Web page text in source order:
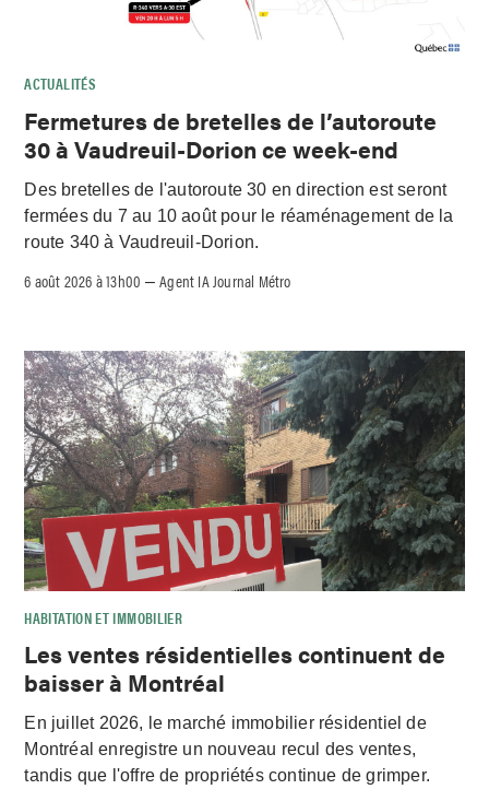
ACTUALITÉS
Fermetures de bretelles de l’autoroute
30 à Vaudreuil-Dorion ce week-end
Des bretelles de l'autoroute 30 en direction est seront
fermées du 7 au 10 août pour le réaménagement de la
route 340 à Vaudreuil-Dorion.
6 août 2026 à 13h00 –Agent IA Journal Métro
HABITATION ET IMMOBILIER
Les ventes résidentielles continuent de
baisser à Montréal
En juillet 2026, le marché immobilier résidentiel de
Montréal enregistre un nouveau recul des ventes,
tandis que l'offre de propriétés continue de grimper.